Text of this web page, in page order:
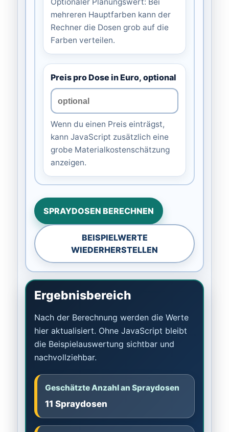
Optionaler Planungswert: Bei
mehreren Hauptfarben kann der
Rechner die Dosen grob auf die
Farben verteilen.
Preis pro Dose in Euro, optional
Wenn du einen Preis einträgst,
kann JavaScript zusätzlich eine
grobe Materialkostenschätzung
anzeigen.
SPRAYDOSEN BERECHNEN
BEISPIELWERTE
WIEDERHERSTELLEN
Ergebnisbereich
Nach der Berechnung werden die Werte
hier aktualisiert. Ohne JavaScript bleibt
die Beispielauswertung sichtbar und
nachvollziehbar.
Geschätzte Anzahl an Spraydosen
11 Spraydosen